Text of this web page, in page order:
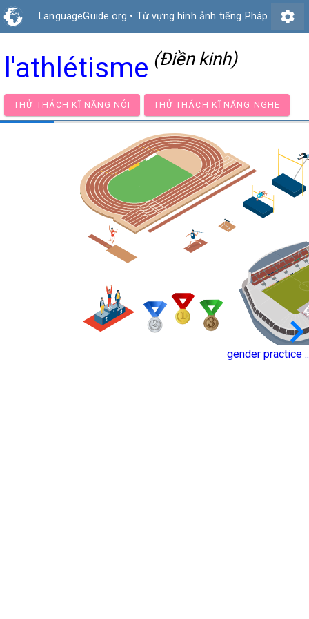
LanguageGuide.org • Từ vựng hình ảnh tiếng Pháp settings
l'athlétisme (Điền kinh)
THỬ THÁCH KĨ NĂNG NÓI THỬ THÁCH KĨ NĂNG
gender practice ..